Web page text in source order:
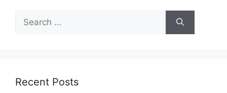
Search
for:
Recent Posts